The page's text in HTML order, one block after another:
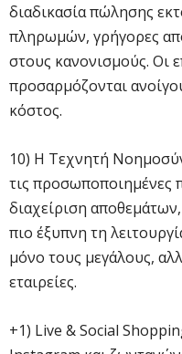
διαδικασία πώλησης
πληρωμών, γρήγορες
στους κανονισμούς. Οι
προσαρμόζονται
κόστος.
10) Η Τεχνητή
τις προσωποποιημένες
διαχείριση
πιο έξυπνη τη
μόνο τους μεγάλους,
εταιρείες.
+1) Live & Social